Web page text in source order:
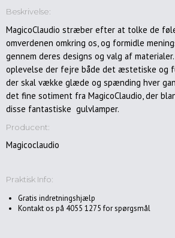
Beskrivelse:
MagicoClaudio stræber efter at tolke de
omverdenen omkring os, og formidle
gennem deres designs og valg af
oplevelse der fejre både det æstetiske og
der skal vække glæde og spænding hver
det fine sotiment fra MagicoClaudio, der
disse fantastiske gulvlamper.
Producent:
Magicoclaudio
Praktisk Info:
Gratis indretningshjælp
Kontakt os på 4055 1275 for spørgsmål
møbler
Havemøbler
Accessories
Puder
Plaider
Malerier
&
Kunst
Gardiner